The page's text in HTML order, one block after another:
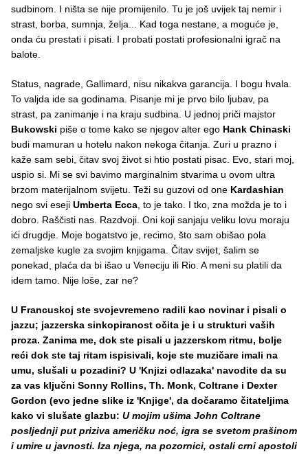
sudbinom. I ništa se nije promijenilo. Tu je još uvijek taj nemir i
strast, borba, sumnja, želja... Kad toga nestane, a moguće je,
onda ću prestati i pisati. I probati postati profesionalni igrač na
balote.
Status, nagrade, Gallimard, nisu nikakva garancija. I bogu hvala.
To valjda ide sa godinama. Pisanje mi je prvo bilo ljubav, pa
strast, pa zanimanje i na kraju sudbina. U jednoj priči majstor
Bukowski piše o tome kako se njegov alter ego Hank Chinaski
budi mamuran u hotelu nakon nekoga čitanja. Zuri u prazno i
kaže sam sebi, čitav svoj život si htio postati pisac. Evo, stari moj,
uspio si. Mi se svi bavimo marginalnim stvarima u ovom ultra
brzom materijalnom svijetu. Teži su guzovi od one Kardashian
nego svi eseji Umberta Ecca , to je tako. I tko, zna možda je to i
dobro. Raščisti nas. Razdvoji. Oni koji sanjaju veliku lovu moraju
ići drugdje. Moje bogatstvo je, recimo, što sam obišao pola
zemaljske kugle za svojim knjigama. Čitav svijet, šalim se
ponekad, plaća da bi išao u Veneciju ili Rio. A meni su platili da
idem tamo. Nije loše, zar ne?
U Francuskoj ste svojevremeno radili kao novinar i pisali o
jazzu; jazzerska sinkopiranost očita je i u strukturi vaših
proza. Zanima me, dok ste pisali u jazzerskom ritmu, bolje
reći dok ste taj ritam ispisivali, koje ste muzičare imali na
umu, slušali u pozadini? U 'Knjizi odlazaka' navodite da su
za vas ključni Sonny Rollins, Th. Monk, Coltrane i Dexter
Gordon (evo jedne slike iz 'Knjige', da dočaramo čitateljima
kako vi slušate glazbu: U mojim ušima John Coltrane
posljednji put priziva američku noć, igra se svetom prašinom
i umire u javnosti. Iza njega, na pozornici, ostali crni apostoli